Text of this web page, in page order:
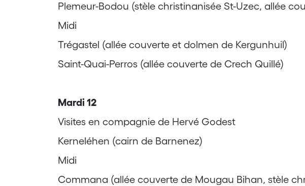
Plemeur-Bodou (stèle christinanisée St-Uzec, allée
Midi
Trégastel (allée couverte et dolmen de Kergunhuil)
Saint-Quai-Perros (allée couverte de Crech Quillé)
Mardi 12
Visites en compagnie de Hervé Godest
Kerneléhen (cairn de Barnenez)
Midi
Commana (allée couverte de Mougau Bihan, stèle